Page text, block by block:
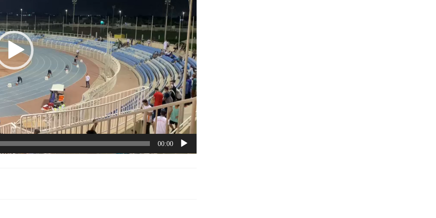
00:00